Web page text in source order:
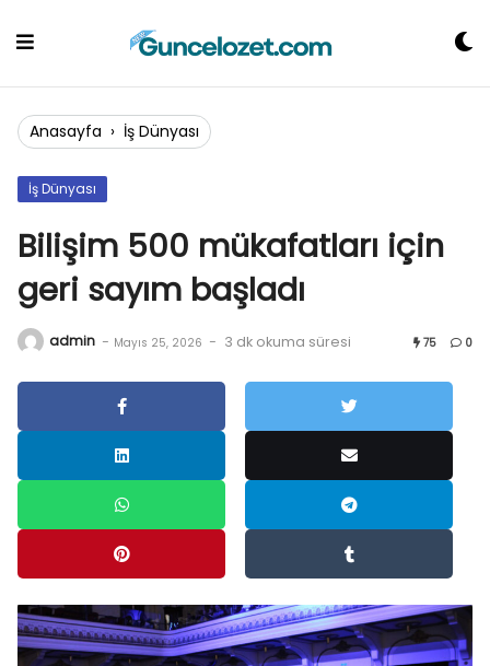
Anasayfa › İş Dünyası
İş Dünyası
Bilişim 500 mükafatları için
geri sayım başladı
admin - Mayıs 25, 2026 - 3 dk okuma süresi 75 0